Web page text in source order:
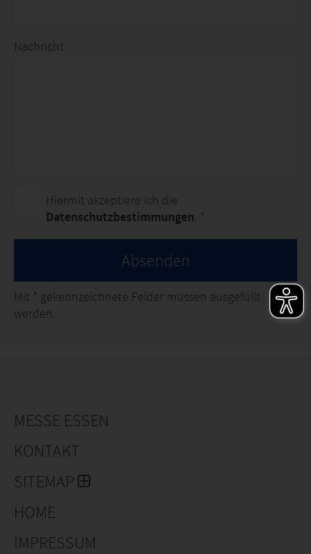
Nachricht
Hiermit akzeptiere ich die
Datenschutzbestimmungen . *
Absenden
Mit * gekennzeichnete Felder müssen ausgefüllt
werden.
MESSE ESSEN
KONTAKT
SITEMAP
HOME
IMPRESSUM